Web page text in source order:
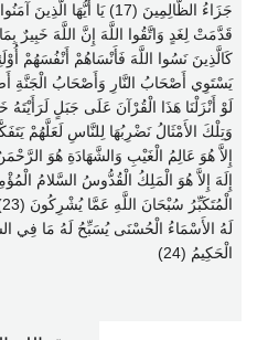
جَزَاءُ الظَّالِمِينَ (17) يَا
لَوْ أَنْزَلْنَا هَذَا الْقُرْآنَ عَلَى جَبَلٍ
إِلَهَ إِلاَّ هُوَ الْمَلِكُ الْقُدُّوسُ السَّلامُ
لَهُ الأَسْمَاءُ الْحُسْنَى يُسَبِّحُ لَهُ مَا فِي
الْحَكِيمُ (24)